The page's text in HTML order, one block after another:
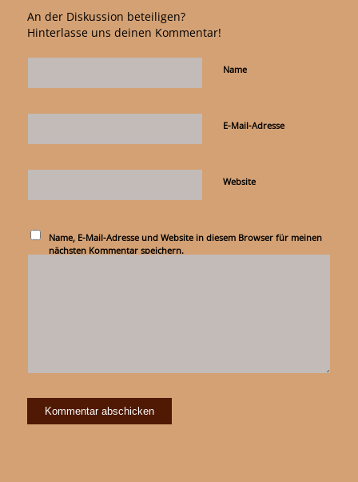
An der Diskussion beteiligen?
Hinterlasse uns deinen Kommentar!
Name
E-Mail-Adresse
Website
Name, E-Mail-Adresse und Website in diesem Browser für meinen
nächsten Kommentar speichern.